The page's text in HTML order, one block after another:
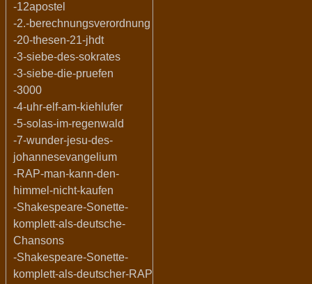
-12apostel
-2.-berechnungsverordnung
-20-thesen-21-jhdt
-3-siebe-des-sokrates
-3-siebe-die-pruefen
-3000
-4-uhr-elf-am-kiehlufer
-5-solas-im-regenwald
-7-wunder-jesu-des-
johannesevangelium
-RAP-man-kann-den-
himmel-nicht-kaufen
-Shakespeare-Sonette-
komplett-als-deutsche-
Chansons
-Shakespeare-Sonette-
komplett-als-deutscher-RAP